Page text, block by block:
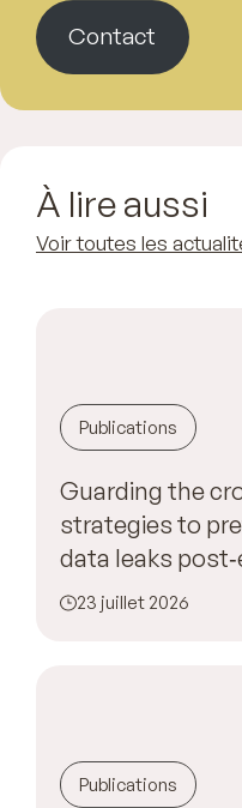
Contact
À lire aussi
Voir toutes les
Publications
Guarding the
strategies to
data leaks
23 juillet 2026
Publications